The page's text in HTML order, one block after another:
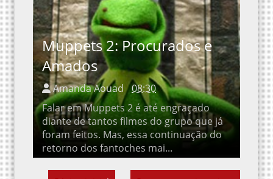
Muppets 2: Procurados e
Amados
Amanda Aouad
08:30
Falar em Muppets 2 é até engraçado
diante de tantos filmes do grupo que já
foram feitos. Mas, essa continuação do
retorno dos fantoches mai...